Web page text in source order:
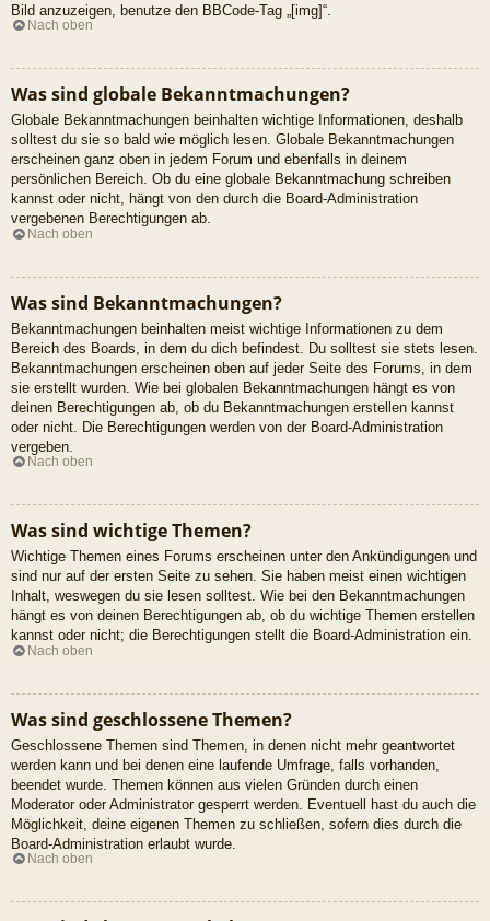
Bild anzuzeigen, benutze den BBCode-Tag „[img]“.
Nach oben
Was sind globale Bekanntmachungen?
Globale Bekanntmachungen beinhalten wichtige Informationen, deshalb
solltest du sie so bald wie möglich lesen. Globale Bekanntmachungen
erscheinen ganz oben in jedem Forum und ebenfalls in deinem
persönlichen Bereich. Ob du eine globale Bekanntmachung schreiben
kannst oder nicht, hängt von den durch die Board-Administration
vergebenen Berechtigungen ab.
Nach oben
Was sind Bekanntmachungen?
Bekanntmachungen beinhalten meist wichtige Informationen zu dem
Bereich des Boards, in dem du dich befindest. Du solltest sie stets lesen.
Bekanntmachungen erscheinen oben auf jeder Seite des Forums, in dem
sie erstellt wurden. Wie bei globalen Bekanntmachungen hängt es von
deinen Berechtigungen ab, ob du Bekanntmachungen erstellen kannst
oder nicht. Die Berechtigungen werden von der Board-Administration
vergeben.
Nach oben
Was sind wichtige Themen?
Wichtige Themen eines Forums erscheinen unter den Ankündigungen und
sind nur auf der ersten Seite zu sehen. Sie haben meist einen wichtigen
Inhalt, weswegen du sie lesen solltest. Wie bei den Bekanntmachungen
hängt es von deinen Berechtigungen ab, ob du wichtige Themen erstellen
kannst oder nicht; die Berechtigungen stellt die Board-Administration ein.
Nach oben
Was sind geschlossene Themen?
Geschlossene Themen sind Themen, in denen nicht mehr geantwortet
werden kann und bei denen eine laufende Umfrage, falls vorhanden,
beendet wurde. Themen können aus vielen Gründen durch einen
Moderator oder Administrator gesperrt werden. Eventuell hast du auch die
Möglichkeit, deine eigenen Themen zu schließen, sofern dies durch die
Board-Administration erlaubt wurde.
Nach oben